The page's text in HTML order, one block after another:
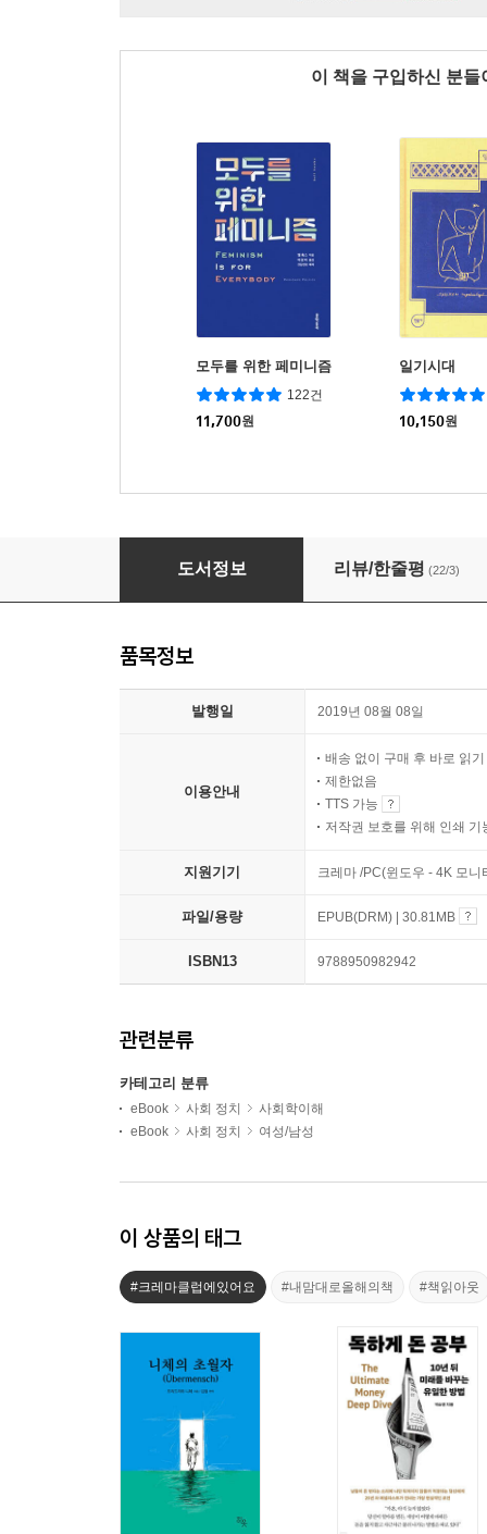
이 책을 구입하신 분
모두를 위한 페미니즘
122건
11,700원
일기시대
10,150원
두 번째 페미니스트
도서정보 리뷰/한줄평 (22/3)
품목정보
발행일 2019년 08월 08일
이용안내
배송 없이 구매 후 바로 읽기
제한없음
TTS 가능
저작권 보호를 위해 인쇄 기
지원기기 크레마 /PC(윈도우 - 4K 모
파일/용량 EPUB(DRM) | 30.81MB
ISBN13 9788950982942
관련분류
카테고리 분류
eBook 사회 정치
사회학이해
eBook
사회 정치 여성/남성
이 상품의 태그
#크레마클럽에있어요 #내맘대로올해의책 #책읽아웃